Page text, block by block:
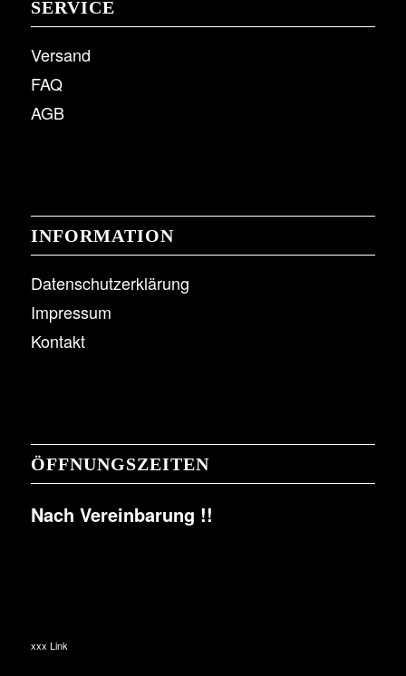
SERVICE
Versand
FAQ
AGB
INFORMATION
Datenschutzerklärung
Impressum
Kontakt
ÖFFNUNGSZEITEN
Nach Vereinbarung !!
xxx Link